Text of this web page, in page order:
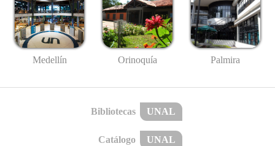
Medellín Orinoquía Palmira
Bibliotecas UNAL
Catálogo UNAL